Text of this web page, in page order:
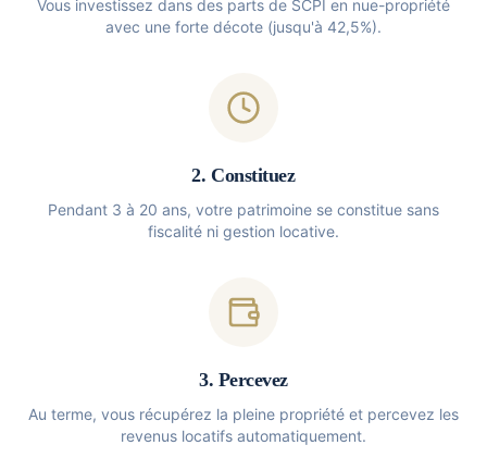
Vous investissez dans des parts de SCPI en nue-propriété
avec une forte décote (jusqu'à 42,5%).
2. Constituez
Pendant 3 à 20 ans, votre patrimoine se constitue sans
fiscalité ni gestion locative.
3. Percevez
Au terme, vous récupérez la pleine propriété et percevez les
revenus locatifs automatiquement.